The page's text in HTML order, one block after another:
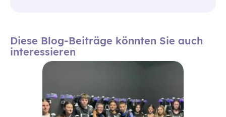
Diese Blog-Beiträge könnten Sie auch
interessieren